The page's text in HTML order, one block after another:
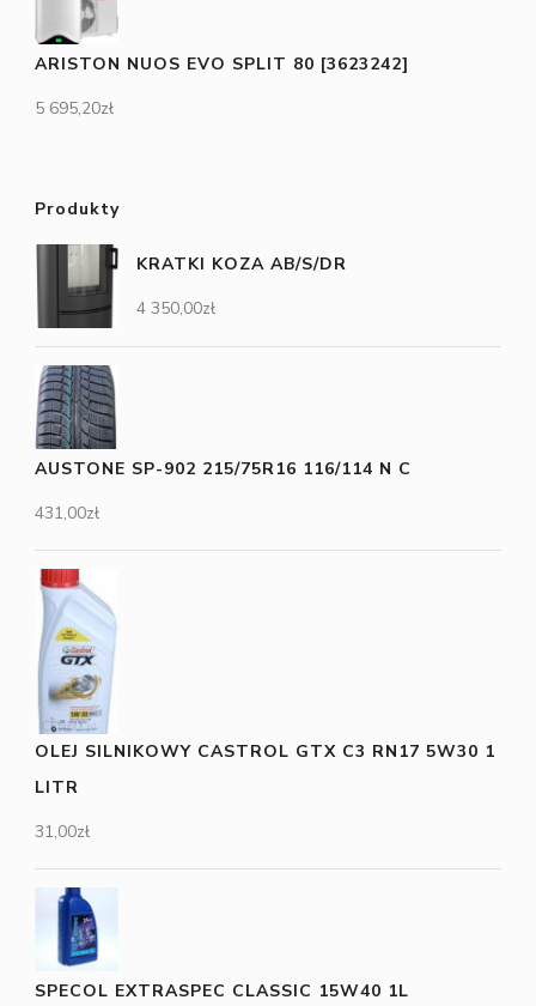
ARISTON NUOS EVO SPLIT 80 [3623242]
5 695,20zł
Produkty
KRATKI KOZA AB/S/DR
4 350,00zł
AUSTONE SP-902 215/75R16 116/114 N C
431,00zł
OLEJ SILNIKOWY CASTROL GTX C3 RN17 5W30 1
LITR
31,00zł
SPECOL EXTRASPEC CLASSIC 15W40 1L